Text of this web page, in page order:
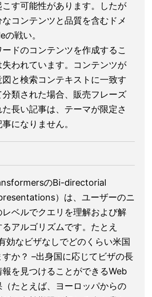
す可能性があります。したが
コンテンツと品質を含むドメ
戦い。
ドのコンテンツを作成するこ
失われています。コンテンツが
と検索コンテキストに一致す
分類された場合、販売フレーズ
長い記事は、テーマが限定さ
になりません。
のBi-directorial
）は、ユーザーのニ
ベルでクエリを理解および解
アルゴリズムです。たとえ
効なビザなしでどのくらい米国
か？ –出身国に応じてビザの長
報を見つけることができるWeb
たとえば、ヨーロッパからの